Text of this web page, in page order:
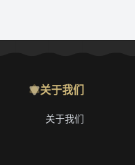
关于我们
关于我们